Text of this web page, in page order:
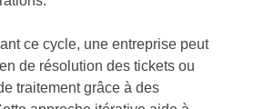
ce cycle, une entreprise peut
de résolution des tickets ou
traitement grâce à des